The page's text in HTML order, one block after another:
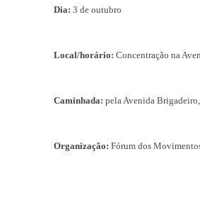
Dia: 3 de outubro
Local/horário: Concentração na
Caminhada: pela Avenida Brigadeiro,
Organização: Fórum dos